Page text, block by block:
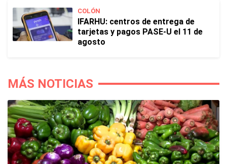
COLÓN
IFARHU: centros de entrega de
tarjetas y pagos PASE-U el 11 de
agosto
MÁS NOTICIAS